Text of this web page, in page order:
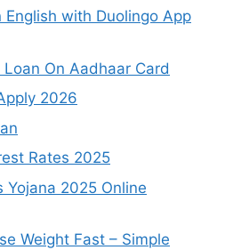
English with Duolingo App
On Aadhaar Card
2026
Rates 2025
Yojana 2025 Online
Weight Fast – Simple